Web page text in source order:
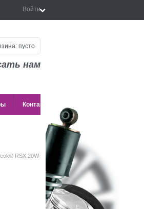
Войти
пусто
нам
Контакты
RSX 20W-50